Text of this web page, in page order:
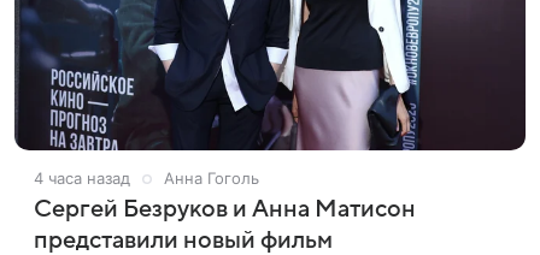
4 часа назад Анна Гоголь
Сергей Безруков и Анна Матисон
представили новый фильм